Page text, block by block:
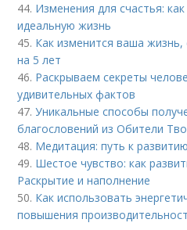
44. Изменения для счастья:
идеальную жизнь
45. Как изменится ваша
на 5 лет
46. Раскрываем секреты
удивительных фактов
47.Уникальные способы
благословений из Обители
48. Медитация: путь к
49. Шестое чувство: как
Раскрытие и наполнение
50. Как использовать
повышения